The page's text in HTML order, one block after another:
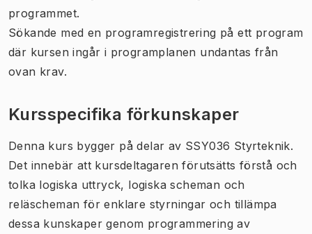
programmet.
Sökande med en programregistrering på ett program
där kursen ingår i programplanen undantas från
ovan krav.
Kursspecifika förkunskaper
Denna kurs bygger på delar av SSY036 Styrteknik.
Det innebär att kursdeltagaren förutsätts förstå och
tolka logiska uttryck, logiska scheman och
reläscheman för enklare styrningar och tillämpa
dessa kunskaper genom programmering av